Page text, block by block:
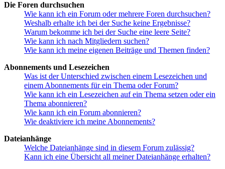
Die Foren durchsuchen
Wie kann ich ein Forum oder mehrere Foren durchsuchen?
Weshalb erhalte ich bei der Suche keine Ergebnisse?
Warum bekomme ich bei der Suche eine leere Seite?
Wie kann ich nach Mitgliedern suchen?
Wie kann ich meine eigenen Beiträge und Themen finden?
Abonnements und Lesezeichen
Was ist der Unterschied zwischen einem Lesezeichen und
einem Abonnements für ein Thema oder Forum?
Wie kann ich ein Lesezeichen auf ein Thema setzen oder ein
Thema abonnieren?
Wie kann ich ein Forum abonnieren?
Wie deaktiviere ich meine Abonnements?
Dateianhänge
Welche Dateianhänge sind in diesem Forum zulässig?
Kann ich eine Übersicht all meiner Dateianhänge erhalten?